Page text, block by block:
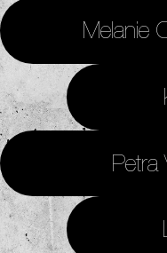
Melanie
Petra